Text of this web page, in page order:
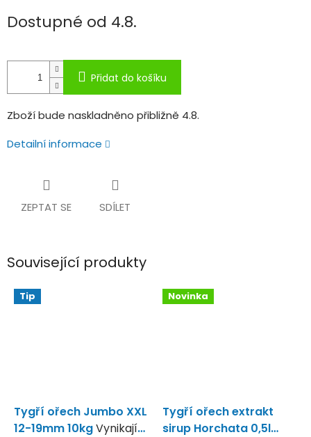
cena:
Dostupné od 4.8.
Přidat do košíku
Zboží bude naskladněno přibližně 4.8.
Detailní informace
ZEPTAT SE SDÍLET
Související produkty
Tip
Tygří ořech Jumbo XXL
12-19mm 10kgVynikající
Novinka
Tygří ořech extrakt
sirup Horchata 0,5l